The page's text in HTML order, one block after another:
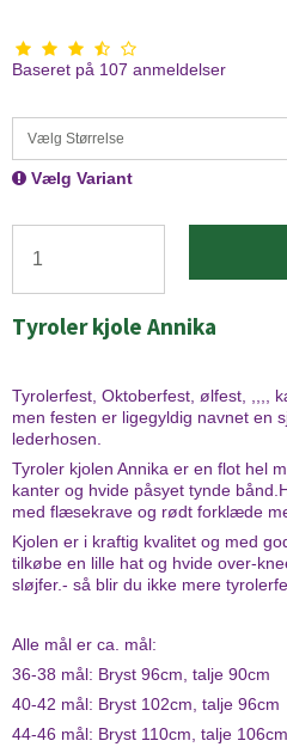
Baseret på 107 anmeldelser
Vælg Størrelse
Vælg Variant
Tyroler kjole Annika
Tyrolerfest, Oktoberfest, ølfest, ,,,,
men festen er ligegyldig navnet en
lederhosen.
Tyroler kjolen Annika er en flot hel
kanter og hvide påsyet tynde
med flæsekrave og rødt forklæde
Kjolen er i kraftig kvalitet og med
tilkøbe en lille hat og hvide over-
sløjfer.- så blir du ikke mere
Alle mål er ca. mål:
36-38 mål: Bryst 96cm, talje 90cm
40-42 mål: Bryst 102cm, talje 96cm
44-46 mål: Bryst 110cm, talje 106cm